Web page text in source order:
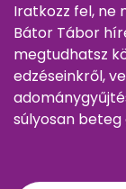
Iratkozz fel, ne
Bátor Tábor
megtudhatsz
edzéseinkről,
súlyosan